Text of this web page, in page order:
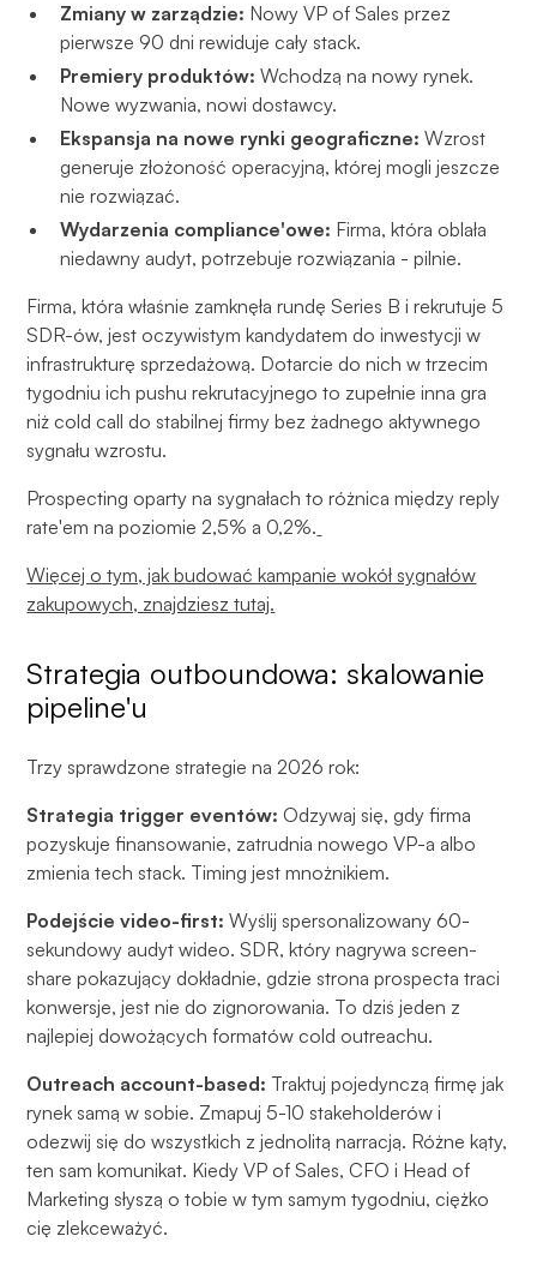
Zmiany w zarządzie: Nowy VP of Sales przez
pierwsze 90 dni rewiduje cały stack.
Premiery produktów: Wchodzą na nowy rynek.
Nowe wyzwania, nowi dostawcy.
Ekspansja na nowe rynki geograficzne: Wzrost
generuje złożoność operacyjną, której mogli jeszcze
nie rozwiązać.
Wydarzenia compliance'owe: Firma, która oblała
niedawny audyt, potrzebuje rozwiązania - pilnie.
Firma, która właśnie zamknęła rundę Series B i rekrutuje 5
SDR-ów, jest oczywistym kandydatem do inwestycji w
infrastrukturę sprzedażową. Dotarcie do nich w trzecim
tygodniu ich pushu rekrutacyjnego to zupełnie inna gra
niż cold call do stabilnej firmy bez żadnego aktywnego
sygnału wzrostu.
Prospecting oparty na sygnałach to różnica między reply
rate'em na poziomie 2,5% a 0,2%.
Więcej o tym, jak budować kampanie wokół sygnałów
zakupowych, znajdziesz tutaj.
Strategia outboundowa: skalowanie
pipeline'u
Trzy sprawdzone strategie na 2026 rok:
Strategia trigger eventów: Odzywaj się, gdy firma
pozyskuje finansowanie, zatrudnia nowego VP-a albo
zmienia tech stack. Timing jest mnożnikiem.
Podejście video-first: Wyślij spersonalizowany 60-
sekundowy audyt wideo. SDR, który nagrywa screen-
share pokazujący dokładnie, gdzie strona prospecta traci
konwersje, jest nie do zignorowania. To dziś jeden z
najlepiej dowożących formatów cold outreachu.
Outreach account-based: Traktuj pojedynczą firmę jak
rynek samą w sobie. Zmapuj 5-10 stakeholderów i
odezwij się do wszystkich z jednolitą narracją. Różne kąty,
ten sam komunikat. Kiedy VP of Sales, CFO i Head of
Marketing słyszą o tobie w tym samym tygodniu, ciężko
cię zlekceważyć.